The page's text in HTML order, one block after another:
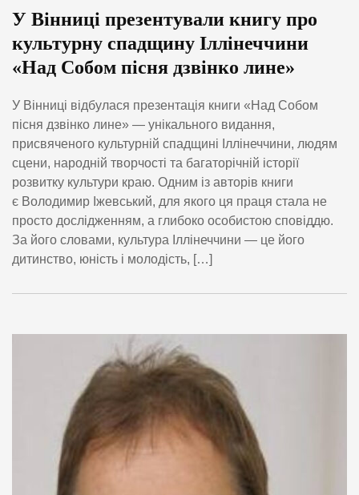
У Вінниці презентували книгу про
культурну спадщину Іллінеччини
«Над Собом пісня дзвінко лине»
У Вінниці відбулася презентація книги «Над Собом
пісня дзвінко лине» — унікального видання,
присвяченого культурній спадщині Іллінеччини, людям
сцени, народній творчості та багаторічній історії
розвитку культури краю. Одним із авторів книги
є Володимир Іжевський, для якого ця праця стала не
просто дослідженням, а глибоко особистою сповіддю.
За його словами, культура Іллінеччини — це його
дитинство, юність і молодість, […]